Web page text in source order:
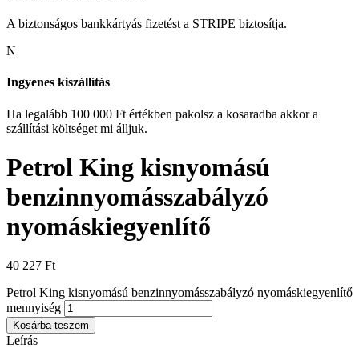
A biztonságos bankkártyás fizetést a STRIPE biztosítja.
N
Ingyenes kiszállítás
Ha legalább 100 000 Ft értékben pakolsz a kosaradba akkor a
szállítási költséget mi álljuk.
Petrol King kisnyomású
benzinnyomásszabályzó
nyomáskiegyenlítő
40 227 Ft
Petrol King kisnyomású benzinnyomásszabályzó nyomáskiegyenlítő
mennyiség
Kosárba teszem
Leírás